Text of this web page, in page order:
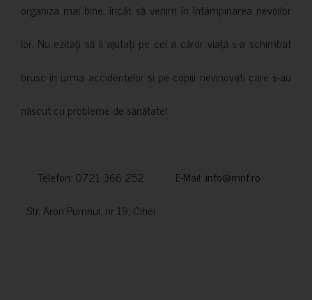
organiza mai bine, încât să venim în întâmpinarea nevoilor
lor. Nu ezitați să îi ajutați pe cei a căror viață s-a schimbat
brusc în urma accidentelor și pe copiii nevinovati care s-au
născut cu probleme de sănătate!
Telefon: 0721 366 252 E-Mail: info@mnf.ro
Str. Aron Pumnul, nr 19, Cihei